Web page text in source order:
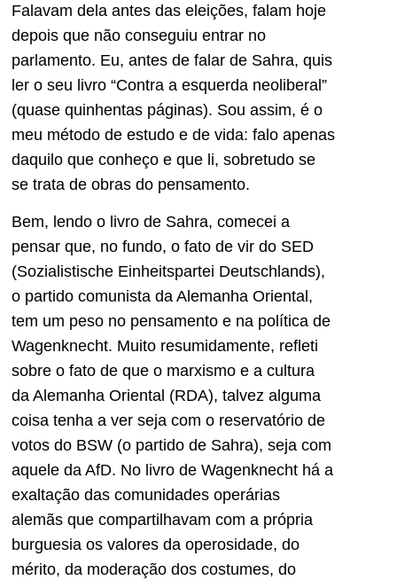
Falavam dela antes das eleições, falam hoje
depois que não conseguiu entrar no
parlamento. Eu, antes de falar de Sahra, quis
ler o seu livro “Contra a esquerda neoliberal”
(quase quinhentas páginas). Sou assim, é o
meu método de estudo e de vida: falo apenas
daquilo que conheço e que li, sobretudo se
se trata de obras do pensamento.
Bem, lendo o livro de Sahra, comecei a
pensar que, no fundo, o fato de vir do SED
(Sozialistische Einheitspartei Deutschlands),
o partido comunista da Alemanha Oriental,
tem um peso no pensamento e na política de
Wagenknecht. Muito resumidamente, refleti
sobre o fato de que o marxismo e a cultura
da Alemanha Oriental (RDA), talvez alguma
coisa tenha a ver seja com o reservatório de
votos do BSW (o partido de Sahra), seja com
aquele da AfD. No livro de Wagenknecht há a
exaltação das comunidades operárias
alemãs que compartilhavam com a própria
burguesia os valores da operosidade, do
mérito, da moderação dos costumes, do